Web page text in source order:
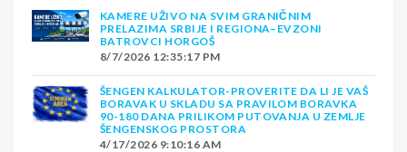
KAMERE UŽIVO NA SVIM GRANIČNIM
PRELAZIMA SRBIJE I REGIONA–EVZONI
BATROVCI HORGOŠ
8/7/2026 12:35:17 PM
ŠENGEN KALKULATOR-PROVERITE DA LI JE VAŠ
BORAVAK U SKLADU SA PRAVILOM BORAVKA
90-180 DANA PRILIKOM PUTOVANJA U ZEMLJE
ŠENGENSKOG PROSTORA
4/17/2026 9:10:16 AM